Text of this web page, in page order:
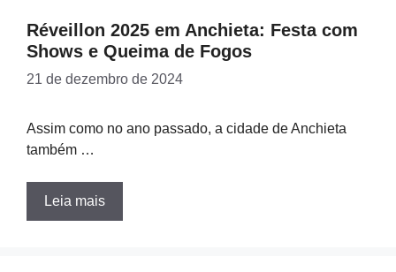
Réveillon 2025 em Anchieta: Festa com
Shows e Queima de Fogos
21 de dezembro de 2024
Assim como no ano passado, a cidade de Anchieta
também …
Leia mais